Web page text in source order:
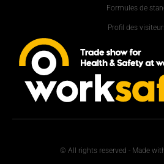
Formules de
Profil des
© All rights reserved - Made